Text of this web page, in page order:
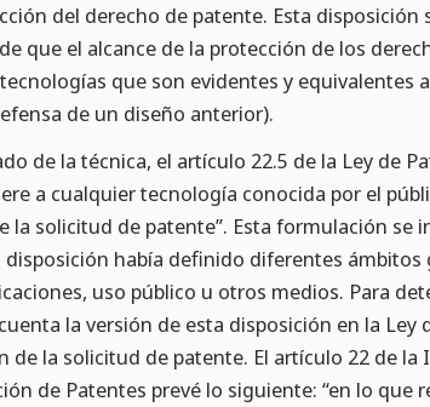
del derecho de patente. Esta disposición
que el alcance de la protección de los
que son evidentes y equivalentes
de un diseño anterior).
de la técnica, el artículo 22.5 de la Ley de
a cualquier tecnología conocida por el
la solicitud de patente”. Esta formulación se
disposición había definido diferentes
uso público u otros medios. Para
la versión de esta disposición en la Ley
de la solicitud de patente. El artículo 22 de
de Patentes prevé lo siguiente: “en lo que